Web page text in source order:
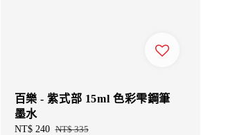
百樂 - 紫式部 15ml 色彩雫鋼筆
墨水
Sale
NT$ 240 Regular
NT$ 335